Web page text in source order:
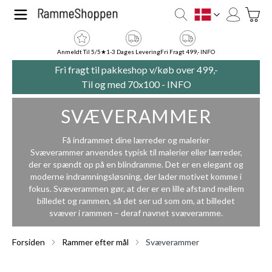
Skip to Content
DK
Anmeldt Til 5/5★1-3 Dages LeveringFri Fragt 499,- INFO
Fri fragt til pakkeshop v/køb over 499,-
Til og med 70x100 - INFO
SVÆVERAMMER
Få indrammet dine lærreder og malerier
Svæverammer anvendes typisk til malerier eller lærreder,
der er spændt op på en blindramme. Det er en elegant og
moderne indramningsløsning, der lader motivet komme i
fokus. Svæverammen gør, at der er en lille afstand mellem
billedet og rammen, så det ser ud som om, at billedet
svæver i rammen – deraf navnet svæveramme.
Forsiden Rammer efter mål Svæverammer